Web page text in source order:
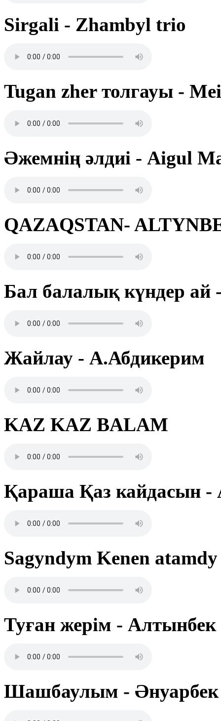
Sirgali - Zhambyl trio
Tugan zher толгауы -
Әжемнің әлдиі - Aigul
QAZAQSTAN-
Бал балалық күндер ай
Жайлау - А.Абдикерим
KAZ KAZ BALAM
Қараша Қаз кайдасын -
Sagyndym Kenen
Туған жерім - Алтынбек
Шашбаулым - Әнуарбек